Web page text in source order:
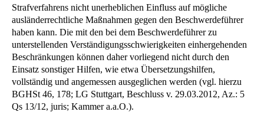
Strafverfahrens nicht unerheblichen Einfluss auf mögliche
ausländerrechtliche Maßnahmen gegen den Beschwerdeführer
haben kann. Die mit den bei dem Beschwerdeführer zu
unterstellenden Verständigungsschwierigkeiten einhergehenden
Beschränkungen können daher vorliegend nicht durch den
Einsatz sonstiger Hilfen, wie etwa Übersetzungshilfen,
vollständig und angemessen ausgeglichen werden (vgl. hierzu
BGHSt 46, 178; LG Stuttgart, Beschluss v. 29.03.2012, Az.: 5
Qs 13/12, juris; Kammer a.a.O.).